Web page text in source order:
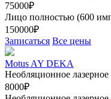
75000₽
Лицо полностью (600
150000₽
Записаться Все цены
Motus AY DEKA
Необляционное
8000₽